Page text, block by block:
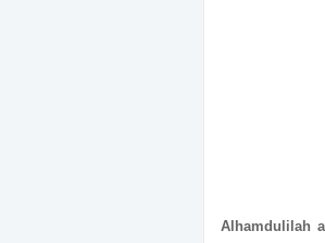
Alhamdulilah